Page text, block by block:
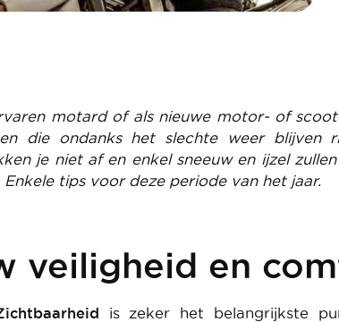
motard of als nieuwe motor- of
die ondanks het slechte weer blijven
je niet af en enkel sneeuw en ijzel
Enkele tips voor deze periode van het jaar.
veiligheid en
is zeker het belangrijkste